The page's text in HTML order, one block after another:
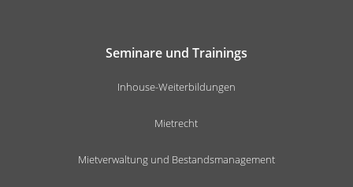
Seminare und Trainings
Inhouse-Weiterbildungen
Mietrecht
Mietverwaltung und Bestandsmanagement